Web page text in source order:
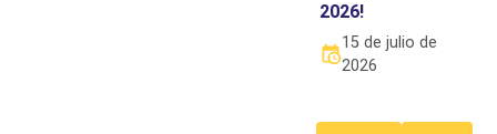
2026!
15 de julio de
2026